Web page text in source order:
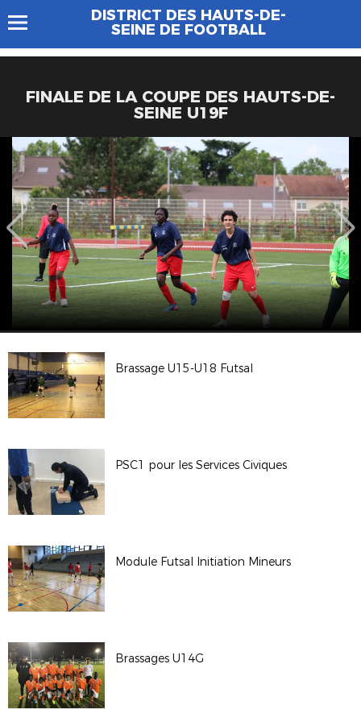
DISTRICT DES HAUTS-DE-
SEINE DE FOOTBALL
FINALE DE LA COUPE DES HAUTS-DE-
SEINE U19F
Brassage U15-U18 Futsal
PSC1 pour les Services Civiques
Module Futsal Initiation Mineurs
Brassages U14G